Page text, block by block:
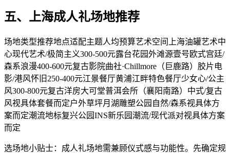
五、上海成人礼场地推荐
场地类型推荐地点适配主题人均预算艺术空间上海油罐艺术中
心现代艺术/极简主义300-500元露台花园外滩源壹号欧式宫廷/
森系浪漫400-600元复古影院曲社·Chillmore（巨鹿路）胶片电
影/港风怀旧250-400元江景餐厅黄浦江畔特色餐厅少女心/公主
风300-800元复古洋房大可堂普洱会所（襄阳南路）中式/复古
风视具体套餐而定户外草坪月湖雕塑公园自然/森系视具体方
案而定潮流地标复兴公园INS新乐园潮流/现代派对视具体方案
而定
选场地小贴士：成人礼场地需兼顾仪式感与功能性。先确定规